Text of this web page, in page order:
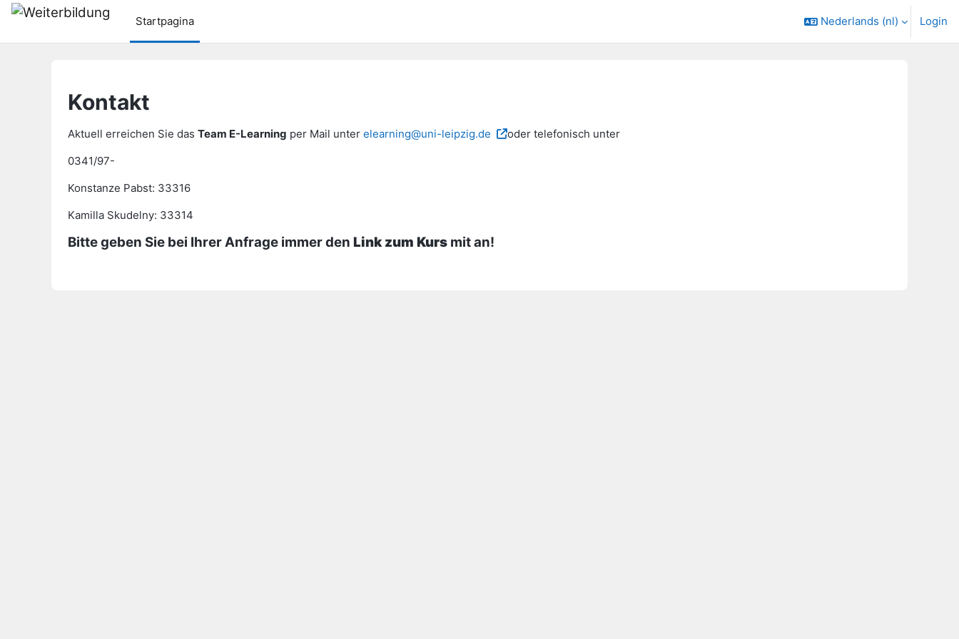
Ga naar hoofdinhoud
Startpagina
Nederlands ‎(nl)‎ Login
Kontakt
Aktuell erreichen Sie das Team E-Learning per Mail unter elearning@uni-leipzig.de
oder telefonisch unter
0341/97-
Konstanze Pabst: 33316
Kamilla Skudelny: 33314
Bitte geben Sie bei Ihrer Anfrage immer den Link zum Kurs mit an!